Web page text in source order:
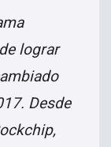
lograr
Desde